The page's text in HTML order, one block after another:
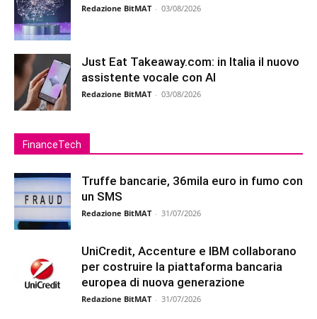
Redazione BitMAT - 03/08/2026
Just Eat Takeaway.com: in Italia il nuovo
assistente vocale con AI
Redazione BitMAT - 03/08/2026
FinanceTech
Truffe bancarie, 36mila euro in fumo con
un SMS
Redazione BitMAT - 31/07/2026
UniCredit, Accenture e IBM collaborano
per costruire la piattaforma bancaria
europea di nuova generazione
Redazione BitMAT - 31/07/2026